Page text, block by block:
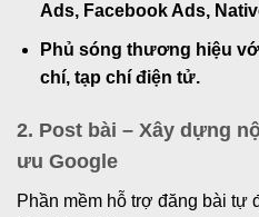
Ads, Facebook Ads,
Phủ sóng thương hiệu
chí, tạp chí điện tử.
2. Post bài – Xây dựng
ưu Google
Phần mềm hỗ trợ đăng bài tự